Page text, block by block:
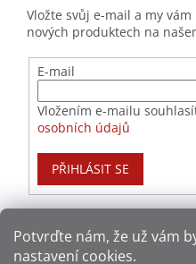
Potvrďte nám​​, že už vám
nastavení cookies.
Vložte svůj e-mail a my
nových produktech na
E-mail
Vložením e-mailu
osobních údajů
PŘIHLÁSIT SE